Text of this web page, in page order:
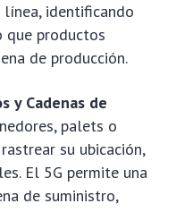
identificando
productos
de producción.
y Cadenas de
palets o
su ubicación,
El 5G permite una
de suministro,